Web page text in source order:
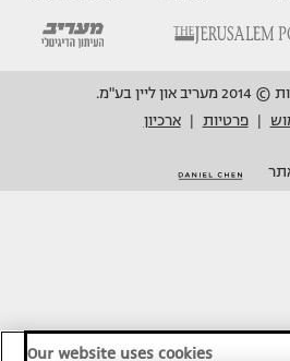
ליין בע"מ.
פרטיות ארכיון
Our website uses cookies